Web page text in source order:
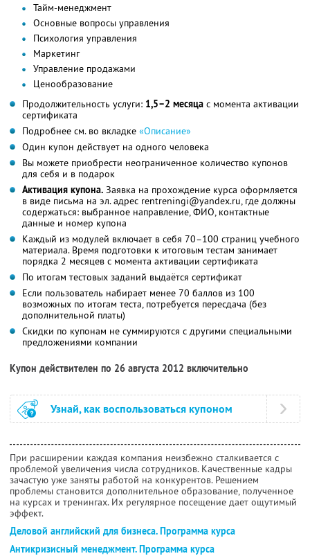
Тайм-менеджмент
Основные вопросы управления
Психология управления
Маркетинг
Управление продажами
Ценообразование
Продолжительность услуги: 1,5–2 месяца с момента активации
сертификата
Подробнее см. во вкладке «Описание»
Один купон действует на одного человека
Вы можете приобрести неограниченное количество купонов
для себя и в подарок
Активация купона. Заявка на прохождение курса оформляется
в виде письма на эл. адрес rentreningi@yandex.ru, где должны
содержаться: выбранное направление, ФИО, контактные
данные и номер купона
Каждый из модулей включает в себя 70–100 страниц учебного
материала. Время подготовки к итоговым тестам занимает
порядка 2 месяцев с момента активации сертификата
По итогам тестовых заданий выдаётся сертификат
Если пользователь набирает менее 70 баллов из 100
возможных по итогам теста, потребуется пересдача (без
дополнительной платы)
Скидки по купонам не суммируются с другими специальными
предложениями компании
Купон действителен по 26 августа 2012 включительно
Узнай, как воспользоваться купоном
При расширении каждая компания неизбежно сталкивается с
проблемой увеличения числа сотрудников. Качественные кадры
зачастую уже заняты работой на конкурентов. Решением
проблемы становится дополнительное образование, полученное
на курсах и тренингах. Их регулярное посещение дает ощутимый
эффект.
Деловой английский для бизнеса. Программа курса
Антикризисный менеджмент. Программа курса